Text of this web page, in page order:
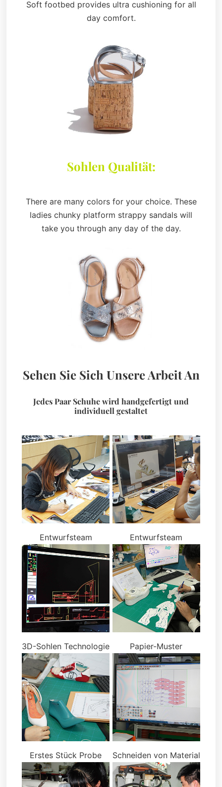
Soft footbed provides ultra cushioning for all
day comfort.
Sohlen Qualität:
There are many colors for your choice. These
ladies chunky platform strappy sandals will
take you through any day of the day.
Sehen Sie Sich Unsere Arbeit An
Jedes Paar Schuhe wird handgefertigt und
individuell gestaltet
Entwurfsteam Entwurfsteam
3D-Sohlen Technologie Papier-Muster
Erstes Stück Probe Schneiden von Material